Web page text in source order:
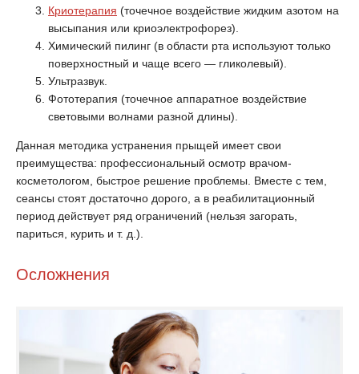
Криотерапия (точечное воздействие жидким азотом на
высыпания или криоэлектрофорез).
Химический пилинг (в области рта используют только
поверхностный и чаще всего — гликолевый).
Ультразвук.
Фототерапия (точечное аппаратное воздействие
световыми волнами разной длины).
Данная методика устранения прыщей имеет свои
преимущества: профессиональный осмотр врачом-
косметологом, быстрое решение проблемы. Вместе с тем,
сеансы стоят достаточно дорого, а в реабилитационный
период действует ряд ограничений (нельзя загорать,
париться, курить и т. д.).
Осложнения